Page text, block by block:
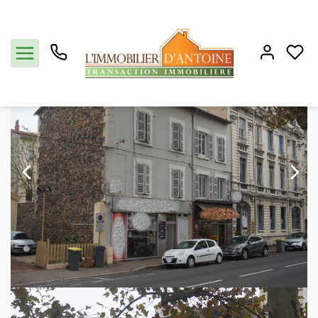
Acheter
Vendre
Estimation
Notre agence
Partenaires
Vente immeuble de rapport 300 m², Vienne 38200Isère
Accueil Immeubles Ref. : 1666